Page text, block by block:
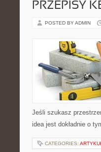
PRZEPISY
POSTED BY ADMIN
Jeśli szukasz
idea jest dokładnie o
CATEGORIES: